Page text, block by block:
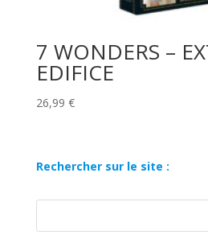
7 WONDERS –
EDIFICE
26,99 €
Rechercher sur le site :